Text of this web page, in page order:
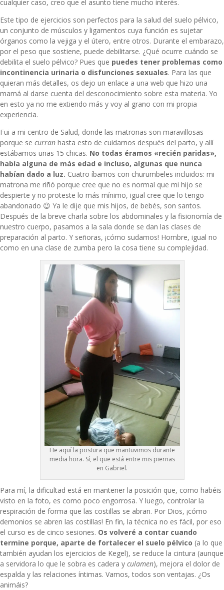
cualquier caso, creo que el asunto tiene mucho interés.
Este tipo de ejercicios son perfectos para la salud del suelo pélvico,
un conjunto de músculos y ligamentos cuya función es sujetar
órganos como la vejiga y el útero, entre otros. Durante el embarazo,
por el peso que sostiene, puede debilitarse. ¿Qué ocurre cuándo se
debilita el suelo pélvico? Pues que puedes tener problemas como
incontinencia urinaria o disfunciones sexuales. Para las que
quieran más detalles, os dejo un enlace a una web que hizo una
mamá al darse cuenta del desconocimiento sobre esta materia. Yo
en esto ya no me extiendo más y voy al grano con mi propia
experiencia.
Fui a mi centro de Salud, donde las matronas son maravillosas
porque se curran hasta esto de cuidarnos después del parto, y allí
estábamos unas 15 chicas. No todas éramos «recién paridas»,
había alguna de más edad e incluso, algunas que nunca
habían dado a luz. Cuatro íbamos con churumbeles incluidos: mi
matrona me riñó porque cree que no es normal que mi hijo se
despierte y no proteste lo más mínimo, igual cree que lo tengo
abandonado 😉 Ya le dije que mis hijos, de bebés, son santos.
Después de la breve charla sobre los abdominales y la fisionomía de
nuestro cuerpo, pasamos a la sala donde se dan las clases de
preparación al parto. Y señoras, ¡cómo sudamos! Hombre, igual no
como en una clase de zumba pero la cosa tiene su complejidad.
He aquí la postura que mantuvimos durante
media hora. Sí, el que está entre mis piernas
en Gabriel.
Para mí, la dificultad está en mantener la posición que, como habéis
visto en la foto, es como poco engorrosa. Y luego, controlar la
respiración de forma que las costillas se abran. Por Dios, ¡cómo
demonios se abren las costillas! En fin, la técnica no es fácil, por eso
el curso es de cinco sesiones. Os volveré a contar cuando
termine porque, aparte de fortalecer el suelo pélvico (a lo que
también ayudan los ejercicios de Kegel), se reduce la cintura (aunque
a servidora lo que le sobra es cadera y culamen), mejora el dolor de
espalda y las relaciones íntimas. Vamos, todos son ventajas. ¿Os
animáis?